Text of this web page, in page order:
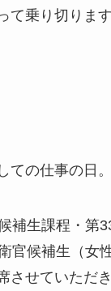
て乗り切ります
ての仕事の日。
補生課程・第
官候補生（女
させていただき